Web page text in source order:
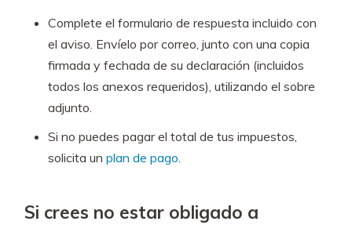
Complete el formulario de respuesta incluido con
el aviso. Envíelo por correo, junto con una copia
firmada y fechada de su declaración (incluidos
todos los anexos requeridos), utilizando el sobre
adjunto.
Si no puedes pagar el total de tus impuestos,
solicita unplan de pago.
Si crees no estar obligado a